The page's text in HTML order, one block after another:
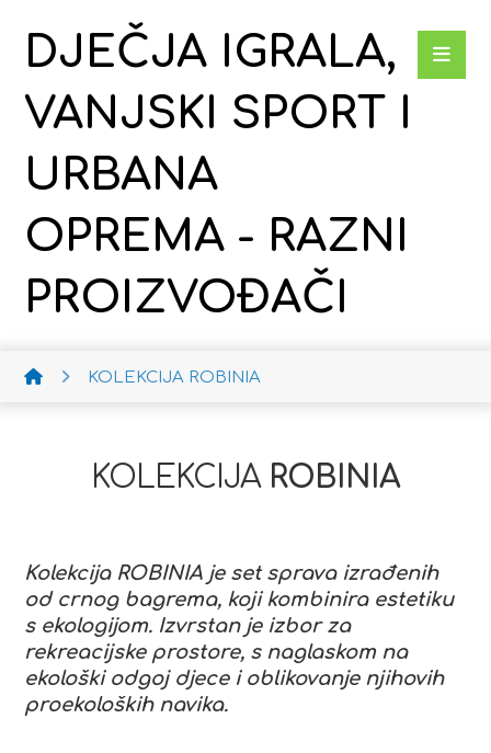
DJEČJA IGRALA,
VANJSKI SPORT I
URBANA
OPREMA - RAZNI
PROIZVOĐAČI
KOLEKCIJA ROBINIA
KOLEKCIJA ROBINIA
Kolekcija ROBINIA je set sprava izrađenih
od crnog bagrema, koji kombinira estetiku
s ekologijom. Izvrstan je izbor za
rekreacijske prostore, s naglaskom na
ekološki odgoj djece i oblikovanje njihovih
proekoloških navika.